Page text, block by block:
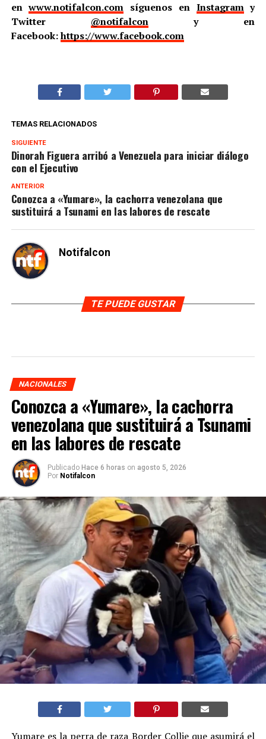
enwww.notifalcon.com síguenos en Instagramy
Twitter @notifalcony en
Facebook:https://www.facebook.com
TEMAS RELACIONADOS
SIGUIENTE
Dinorah Figuera arribó a Venezuela para iniciar diálogo
con el Ejecutivo
ANTERIOR
Conozca a «Yumare», la cachorra venezolana que
sustituirá a Tsunami en las labores de rescate
Notifalcon
TE PUEDE GUSTAR
NACIONALES
Conozca a «Yumare», la cachorra
venezolana que sustituirá a Tsunami
en las labores de rescate
Publicado Hace 6 horas on agosto 5, 2026
Por Notifalcon
Yumare es la perra de raza Border Collie que asumirá el